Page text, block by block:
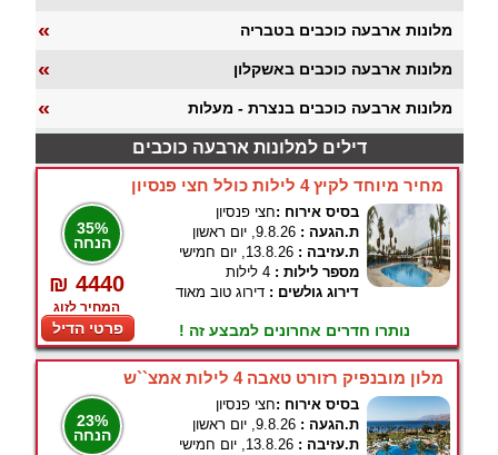
« מלונות ארבעה כוכבים בטבריה
« מלונות ארבעה כוכבים באשקלון
« מלונות ארבעה כוכבים בנצרת - מעלות
דילים למלונות ארבעה כוכבים
מחיר מיוחד לקיץ 4 לילות כולל חצי פנסיון
35%
הנחה
₪ 4440
המחיר לזוג
פרטי הדיל
בסיס אירוח :חצי פנסיון
ת.הגעה : 9.8.26, יום ראשון
ת.עזיבה : 13.8.26, יום חמישי
מספר לילות : 4 לילות
דירוג גולשים : דירוג טוב מאוד
נותרו חדרים אחרונים למבצע זה !
מלון מובנפיק רזורט טאבה 4 לילות אמצ``ש
23%
הנחה
בסיס אירוח :חצי פנסיון
ת.הגעה : 9.8.26, יום ראשון
ת.עזיבה : 13.8.26, יום חמישי